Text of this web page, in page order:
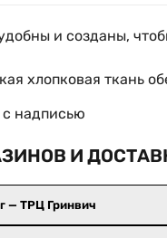
и созданы,
хлопковая ткань
надписью
И
— ТРЦ Гринвич